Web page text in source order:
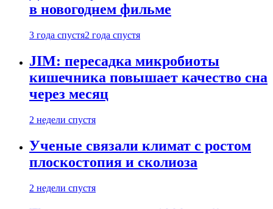
в новогоднем фильме
3 года спустя2 года спустя
JIM: пересадка микробиоты
кишечника повышает качество сна
через месяц
2 недели спустя
Ученые связали климат с ростом
плоскостопия и сколиоза
2 недели спустя